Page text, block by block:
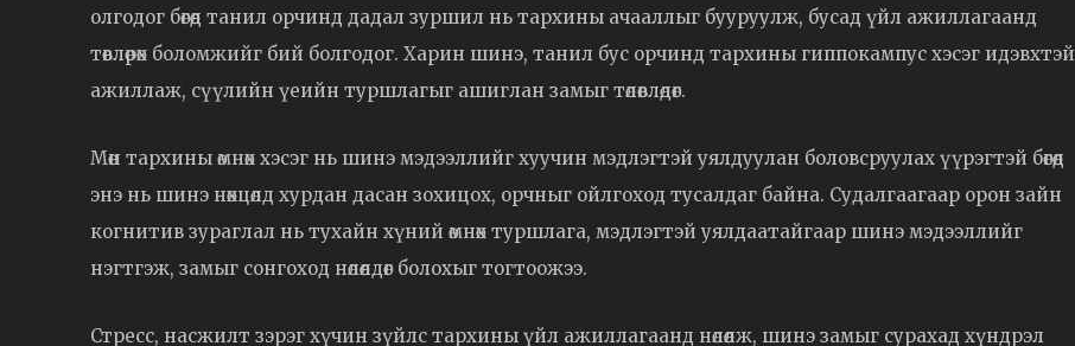
олгодог бөгөөд танил орчинд дадал зуршил нь тархины ачааллыг бууруулж, бусад үйл ажиллагаанд
төвлөрөх боломжийг бий болгодог. Харин шинэ, танил бус орчинд тархины гиппокампус хэсэг идэвхтэй
ажиллаж, сүүлийн үеийн туршлагыг ашиглан замыг төлөвлөдөг.
Мөн тархины өмнөх хэсэг нь шинэ мэдээллийг хуучин мэдлэгтэй уялдуулан боловсруулах үүрэгтэй бөгөөд
энэ нь шинэ нөхцөлд хурдан дасан зохицох, орчныг ойлгоход тусалдаг байна. Судалгаагаар орон зайн
когнитив зураглал нь тухайн хүний өмнөх туршлага, мэдлэгтэй уялдаатайгаар шинэ мэдээллийг
нэгтгэж, замыг сонгоход нөлөөлдөг болохыг тогтоожээ.
Стресс, насжилт зэрэг хүчин зүйлс тархины үйл ажиллагаанд нөлөөлж, шинэ замыг сурахад хүндрэл